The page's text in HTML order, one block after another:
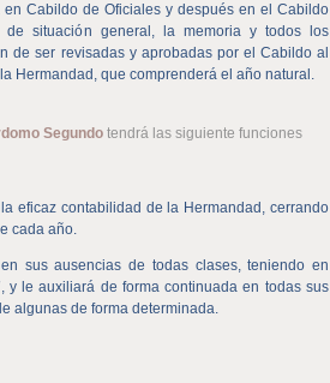
en Cabildo de Oficiales y después en el Cabildo
situación general, la memoria y todos los
de ser revisadas y aprobadas por el Cabildo al
Hermandad, que comprenderá el año natural.
Segundo tendrá las siguiente funciones
eficaz contabilidad de la Hermandad, cerrando
cada año.
sus ausencias de todas clases, teniendo en
y le auxiliará de forma continuada en todas sus
algunas de forma determinada.